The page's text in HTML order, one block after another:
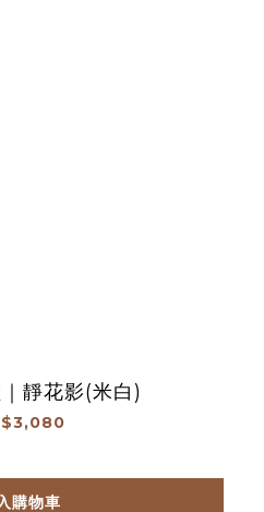
靜花影(米白)
購物車